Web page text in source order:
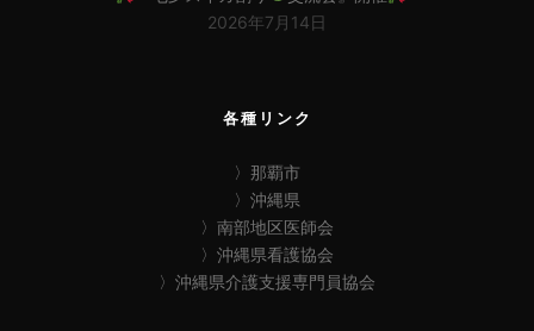
2026年7月14日
各種リンク
〉那覇市
〉沖縄県
〉南部地区医師会
〉沖縄県看護協会
〉沖縄県介護支援専門員協会